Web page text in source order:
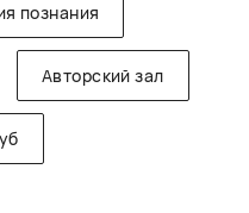
познания
Авторский зал